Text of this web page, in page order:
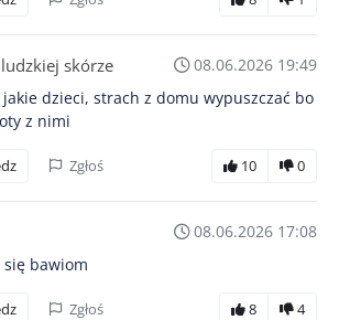
skórze
08.06.2026 19:49
jakie dzieci, strach z domu wypuszczać bo
z nimi
Zgłoś 10 0
08.06.2026 17:08
bawiom
Zgłoś 8 4